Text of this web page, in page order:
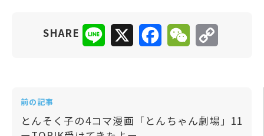
SHARE Line FacebookWeChat
前の記事
とんそく子の4コマ漫画「とんちゃん劇場」11